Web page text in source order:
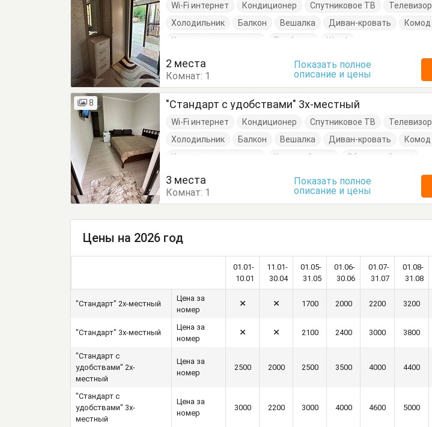
Wi-Fi интернет Кондиционер Спутниковое ТВ Телевизор
Холодильник
Балкон Вешалка Диван-кровать
Комод
Кровать двуспальная
Тумбочки Шкаф
2 места
Комнат: 1
Показать полное
описание и цены
8 "Стандарт с удобствами" 3х-местный
Wi-Fi интернет Кондиционер Спутниковое ТВ Телевизор
Холодильник
Балкон Вешалка Диван-кровать
Комод
Кровать двуспальная
Кухонный стол
Обеденный стол
3 места
Комнат: 1
Показать полное
описание и цены
Цены на 2026 год
01.01-
10.01
11.01-
30.04
01.05-
31.05
01.06-
30.06
01.07-
31.07
01.08-
31.08
"Стандарт" 2х-местный
Цена за
номер
1700 2000 2200 3200
"Стандарт" 3х-местный
Цена за
номер
2100 2400 3000 3800
"Стандарт с
удобствами" 2х-
местный
Цена за
номер
2500 2000 2500 3500 4000 4400
"Стандарт с
удобствами" 3х-
местный
Цена за
номер
3000 2200 3000 4000 4600 5000